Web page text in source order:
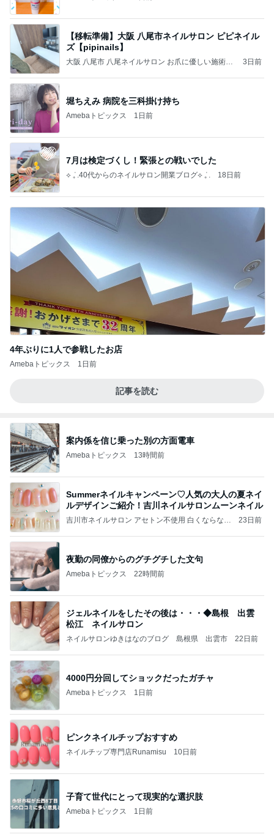
【移転準備】大阪 八尾市ネイルサロン ピピネイル
ズ【pipinails】
大阪 八尾市 八尾ネイルサロン お爪に優しい施術と
爪育成) ピピネイルズ【pipinails】
3日前
堀ちえみ 病院を三科掛け持ち
Amebaトピックス 1日前
7月は検定づくし！緊張との戦いでした
⟡ ݁₊ .40代からのネイルサロン開業ブログ⟡ ݁₊ . 18日前
4年ぶりに1人で参戦したお店
Amebaトピックス 1日前
記事を読む
案内係を信じ乗った別の方面電車
Amebaトピックス 13時間前
Summerネイルキャンペーン♡人気の大人の夏ネイ
ルデザインご紹介！吉川ネイルサロンムーンネイル
吉川市ネイルサロン アセトン不使用 白くならない
を指先に♡艶っぽく美しく ﾑｰﾝﾈｲﾙ
23日前
夜勤の同僚からのグチグチした文句
Amebaトピックス 22時間前
ジェルネイルをしたその後は・・・◆島根 出雲
松江 ネイルサロン
ネイルサロンゆきはなのブログ 島根県 出雲市 22日前
4000円分回してショックだったガチャ
Amebaトピックス 1日前
ピンクネイルチップおすすめ
ネイルチップ専門店Runamisu 10日前
子育て世代にとって現実的な選択肢
Amebaトピックス 1日前